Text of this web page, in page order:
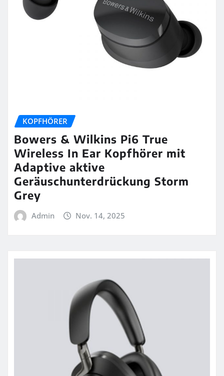
KOPFHÖRER
Bowers & Wilkins Pi6 True
Wireless In Ear Kopfhörer mit
Adaptive aktive
Geräuschunterdrückung Storm
Grey
Admin Nov. 14, 2025